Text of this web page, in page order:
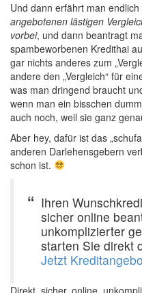
Und dann erfährt man
angebotenen lästigen
vorbei, und dann beantragt
spambeworbenen Kredithai
gar nichts anderes zum
andere den „Vergleich“ für
was man dringend braucht
wenn man ein bisschen
auch noch, weil sie ganz
Aber hey, dafür ist das
anderen Darlehensgebern
schon ist.
Ihren
sicher online
unkomplizierter
starten Sie direkt
Jetzt
Direkt, sicher, online,